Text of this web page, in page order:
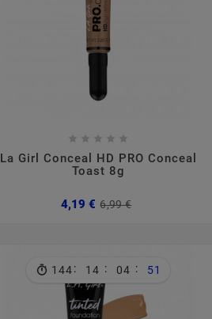
    
La Girl Conceal HD PRO Conceal
Toast 8g
4,19 € 6,99 €
144: 14 : 04 : 50